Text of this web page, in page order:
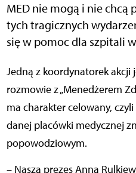
MED nie mogą i nie
tych tragicznych
się w pomoc dla szpitali w
Jedną z koordynatorek akcji jest Monika Tomaszewska. W
rozmowie z „Menedżerem
ma charakter celowany,
danej placówki medycznej
popowodziowym.
– Nasza prezes Anna